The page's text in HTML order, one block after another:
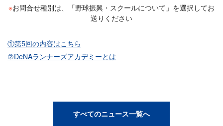
※お問合せ種別は、「野球振興・スクールについて」を選択してお
送りください
①第5回の内容はこちら
②DeNAランナーズアカデミーとは
すべてのニュース一覧へ